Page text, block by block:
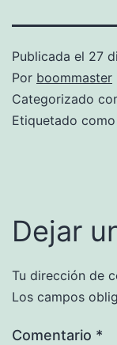
Publicada el 27
Por boommaster
Categorizado
Etiquetado como
Dejar
Tu dirección de
Los campos
Comentario *